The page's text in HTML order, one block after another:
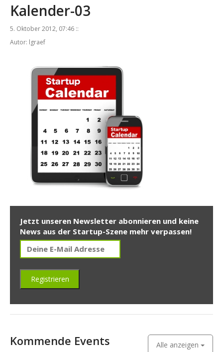
Kalender-03
5. Oktober 2012, 07:46 ::
Autor: lgraef
Jetzt unseren Newsletter abonnieren und keine
News aus der Startup-Szene mehr verpassen!
Kommende Events Alle anzeigen